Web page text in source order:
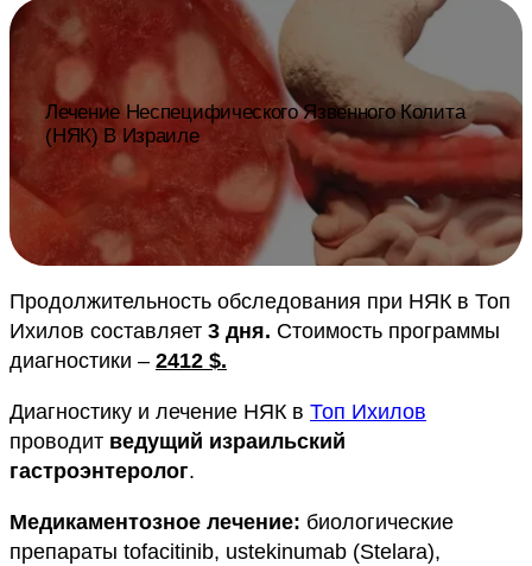
Лечение Неспецифического Язвенного Колита
(НЯК) В Израиле
Продолжительность обследования при НЯК в Топ
Ихилов составляет 3 дня. Стоимость программы
диагностики – 2412 $.
Диагностику и лечение НЯК в Топ Ихилов
проводит ведущий израильский
гастроэнтеролог.
Медикаментозное лечение: биологические
препараты tofacitinib, ustekinumab (Stelara),